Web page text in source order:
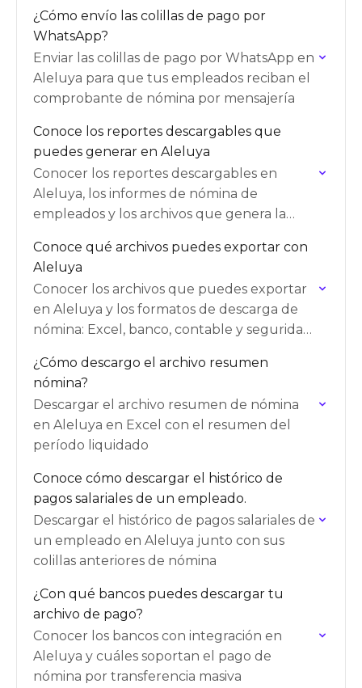
¿Cómo envío las colillas de pago por
WhatsApp?
Enviar las colillas de pago por WhatsApp en
Aleluya para que tus empleados reciban el
comprobante de nómina por mensajería
Conoce los reportes descargables que
puedes generar en Aleluya
Conocer los reportes descargables en
Aleluya, los informes de nómina de
empleados y los archivos que genera la
Conoce qué archivos puedes exportar con
Aleluya
Conocer los archivos que puedes exportar
en Aleluya y los formatos de descarga de
nómina: Excel, banco, contable y seguridad
¿Cómo descargo el archivo resumen
nómina?
Descargar el archivo resumen de nómina
en Aleluya en Excel con el resumen del
período liquidado
Conoce cómo descargar el histórico de
pagos salariales de un empleado.
Descargar el histórico de pagos salariales de
un empleado en Aleluya junto con sus
colillas anteriores de nómina
¿Con qué bancos puedes descargar tu
archivo de pago?
Conocer los bancos con integración en
Aleluya y cuáles soportan el pago de
nómina por transferencia masiva